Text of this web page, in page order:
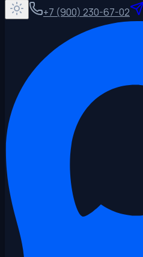
+7 (900) 230-67-02